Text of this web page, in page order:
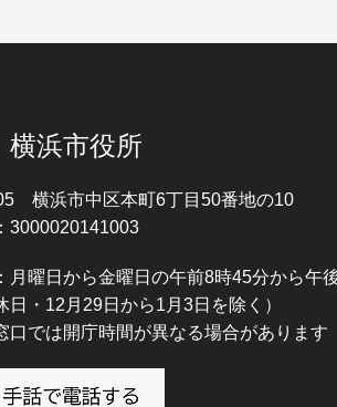
横浜市役所
横浜市中区本町6丁目50番地の10
3000020141003
月曜日から金曜日の午前8時45分から午
日・12月29日から1月3日を除く）
口では開庁時間が異なる場合があります